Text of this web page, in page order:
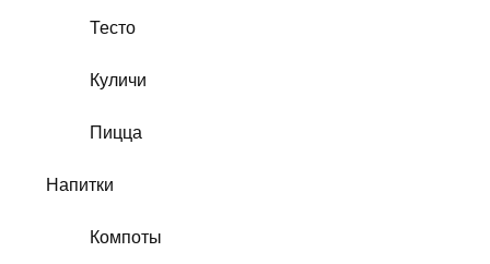
Тесто
Куличи
Пицца
Напитки
Компоты